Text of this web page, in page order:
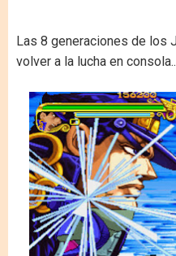
Las 8 generaciones de los
volver a la lucha en